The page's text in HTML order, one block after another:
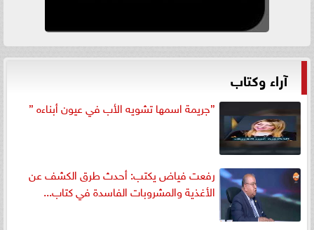
آراء وكتاب
”جريمة اسمها تشويه الأب في عيون أبناءه ”
رفعت فياض يكتب: أحدث طرق الكشف عن
الأغذية والمشروبات الفاسدة في كتاب...